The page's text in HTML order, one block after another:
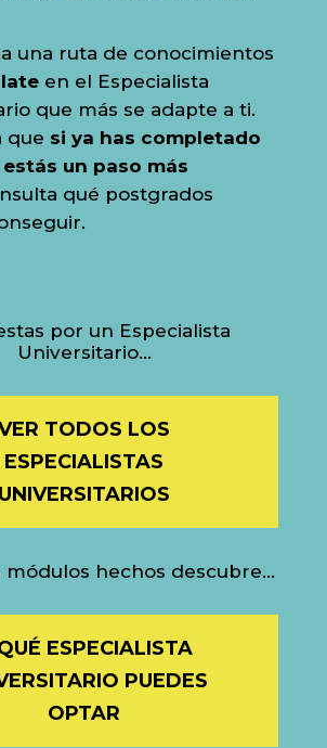
una ruta de conocimientos
en el Especialista
que más se adapte a ti.
que si ya has completado
estás un paso más
qué postgrados
por un Especialista
Universitario…
TODOS LOS
ESPECIALISTAS
UNIVERSITARIOS
módulos hechos descubre…
ESPECIALISTA
PUEDES
OPTAR